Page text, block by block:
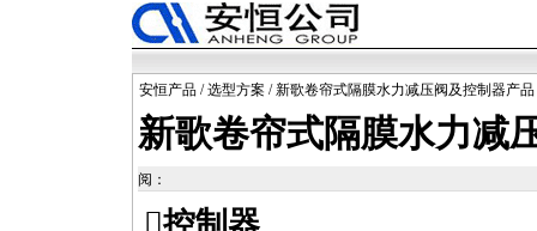
安恒产品 /选型方案 / 新歌卷帘式隔膜水力减压阀及控制器产品
新歌卷帘式隔膜水力减
阅：
控制器